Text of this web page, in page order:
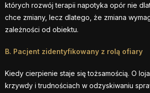
których rozwój terapii napotyka opór nie
chce zmiany, lecz dlatego, że zmiana
zależności od obiektu.
B. Pacjent zidentyfikowany z rolą ofiary
Kiedy cierpienie staje się tożsamością. O
krzywdy i trudnościach w odzyskiwaniu